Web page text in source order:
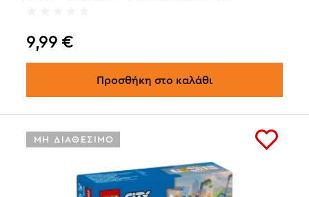
9,99 €
Προσθήκη στο καλάθι
ΜΗ ΔΙΑΘΕΣΙΜΟ